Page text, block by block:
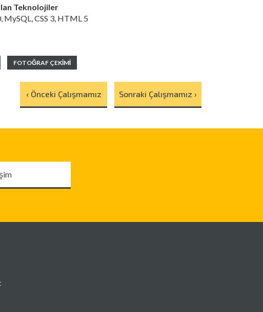
Teknolojiler
MySQL, CSS 3, HTML 5
FOTOĞRAF ÇEKIMI
‹ Önceki Çalışmamız Sonraki Çalışmamız ›